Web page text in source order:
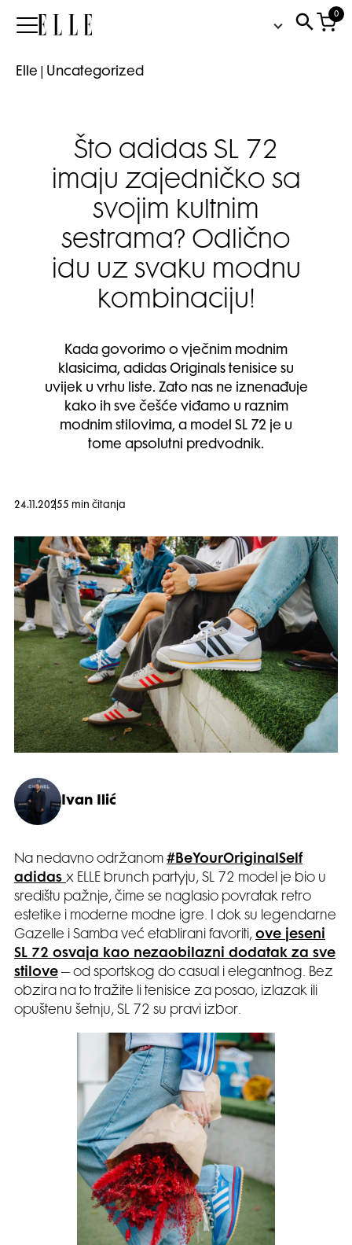
Elle
0
Elle Uncategorized
Što adidas SL 72
imaju zajedničko sa
svojim kultnim
sestrama? Odlično
idu uz svaku modnu
kombinaciju!
Kada govorimo o vječnim modnim
klasicima, adidas Originals tenisice su
uvijek u vrhu liste. Zato nas ne iznenađuje
kako ih sve češće viđamo u raznim
modnim stilovima, a model SL 72 je u
tome apsolutni predvodnik.
24.11.20255 min čitanja
Ivan Ilić
Na nedavno održanom #BeYourOriginalSelf
adidas x ELLE brunch partyju, SL 72 model je bio u
središtu pažnje, čime se naglasio povratak retro
estetike i moderne modne igre. I dok su legendarne
Gazelle i Samba već etablirani favoriti, ove jeseni
SL 72 osvaja kao nezaobilazni dodatak za sve
stilove – od sportskog do casual i elegantnog. Bez
obzira na to tražite li tenisice za posao, izlazak ili
opuštenu šetnju, SL 72 su pravi izbor.